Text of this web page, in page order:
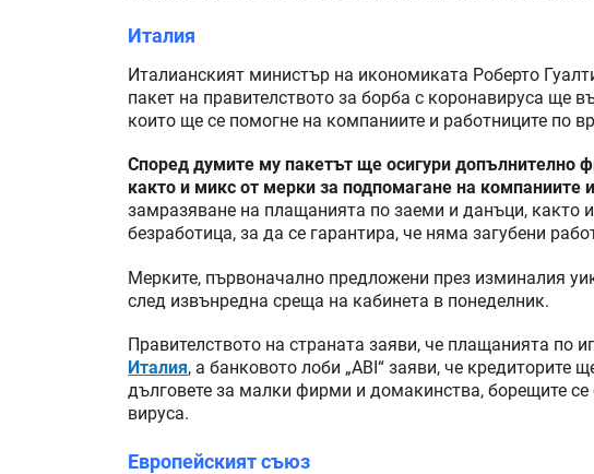
Италия
Италианският министър на икономиката Роберто
пакет на правителството за борба с коронавируса ще
които ще се помогне на компаниите и работниците по
Според думите му пакетът ще осигури допълнително
както и микс от мерки за подпомагане на компаниите
замразяване на плащанията по заеми и данъци, както
безработица, за да се гарантира, че няма загубени
Мерките, първоначално предложени през изминалия
след извънредна среща на кабинета в понеделник.
Правителството на страната заяви, че плащанията по
Италия, а банковото лоби „ABI“ заяви, че
дълговете за малки фирми и домакинства, борещите
вируса.
Европейският съюз